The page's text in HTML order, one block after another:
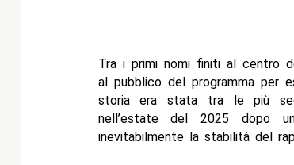
Tra i primi nomi finiti al centro
al pubblico del programma per
storia era stata tra le più
nell’estate del 2025 dopo
inevitabilmente la stabilità del